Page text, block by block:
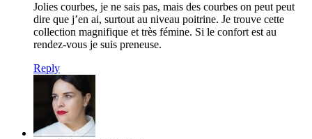
Jolies courbes, je ne sais pas, mais des courbes on peut peut
dire que j’en ai, surtout au niveau poitrine. Je trouve cette
collection magnifique et très fémine. Si le confort est au
rendez-vous je suis preneuse.
Reply